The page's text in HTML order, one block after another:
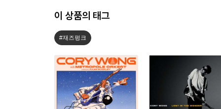
이 상품의 태그
#재즈펑크